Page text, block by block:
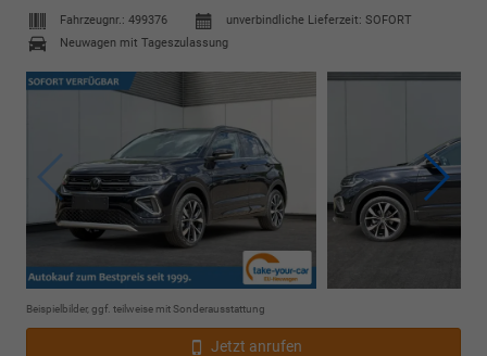
Fahrzeugnr.: 499376
unverbindliche Lieferzeit: SOFORT
Neuwagen mit Tageszulassung
Beispielbilder, ggf. teilweise mit Sonderausstattung
Jetzt anrufen